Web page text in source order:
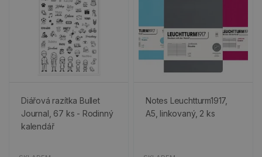
Diářová razítka Bullet
Journal, 67 ks - Rodinný
kalendář
Notes Leuchtturm1917,
A5, linkovaný, 2 ks